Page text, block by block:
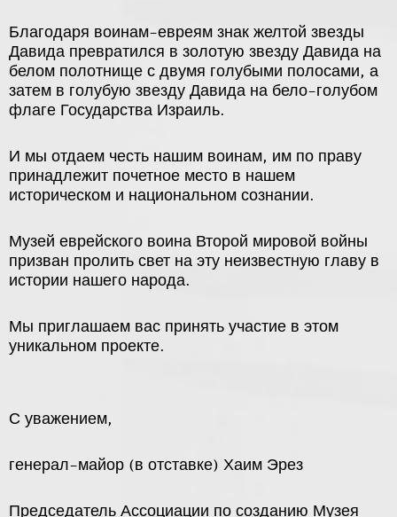
Благодаря воинам-евреям знак желтой звезды
Давида превратился в золотую звезду Давида на
белом полотнище с двумя голубыми полосами, а
затем в голубую звезду Давида на бело-голубом
флаге Государства Израиль.
И мы отдаем честь нашим воинам, им по праву
принадлежит почетное место в нашем
историческом и национальном сознании.
Музей еврейского воина Второй мировой войны
призван пролить свет на эту неизвестную главу в
истории нашего народа.
Мы приглашаем вас принять участие в этом
уникальном проекте.
С уважением,
генерал-майор (в отставке) Хаим Эрез
Председатель Ассоциации по созданию Музея